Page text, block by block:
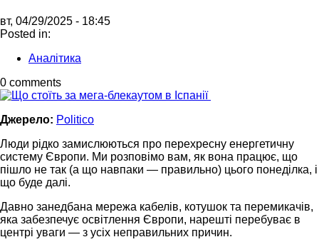
вт, 04/29/2025 - 18:45
Posted in:
Аналітика
0 comments
Джерело: Politico
Люди рідко замислюються про перехресну енергетичну
систему Європи. Ми розповімо вам, як вона працює, що
пішло не так (а що навпаки — правильно) цього понеділка, і
що буде далі.
Давно занедбана мережа кабелів, котушок та перемикачів,
яка забезпечує освітлення Європи, нарешті перебуває в
центрі уваги — з усіх неправильних причин.